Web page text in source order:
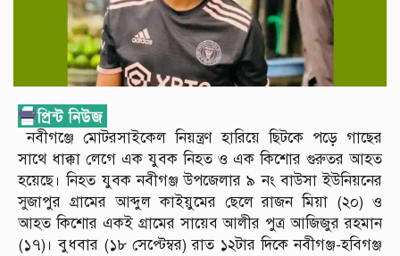
নবীগঞ্জে মোটরসাইকেল নিয়ন্ত্রণ হারিয়ে ছিটকে পড়ে গাছের
সাথে ধাক্কা লেগে এক যুবক নিহত ও এক কিশোর গুরুতর আহত
হয়েছে। নিহত যুবক নবীগঞ্জ উপজেলার ৯ নং বাউসা ইউনিয়নের
সুজাপুর গ্রামের আব্দুল কাইয়ুমের ছেলে রাজন মিয়া (২০) ও
আহত কিশোর একই গ্রামের সায়েব আলীর পুত্র আজিজুর রহমান
(১৭)। বুধবার (১৮ সেপ্টেম্বর) রাত ১২টার দিকে নবীগঞ্জ-হবিগঞ্জ